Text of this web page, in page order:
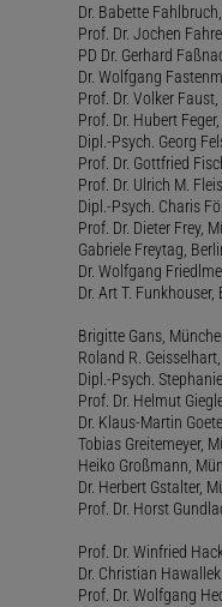
Dr. Babette
Prof. Dr. Jochen
PD Dr. Gerhard
Dr. Wolfgang
Prof. Dr. Volker Faust,
Prof. Dr. Hubert
Dipl.-Psych. Georg
Prof. Dr. Gottfried
Prof. Dr. Ulrich M.
Dipl.-Psych. Charis
Prof. Dr. Dieter Frey,
Gabriele Freytag,
Dr. Wolfgang
Dr. Art T. Funkhouser,
Brigitte Gans,
Roland R.
Dipl.-Psych.
Prof. Dr. Helmut
Dr. Klaus-Martin
Tobias Greitemeyer,
Heiko Großmann,
Dr. Herbert Gstalter,
Prof. Dr. Horst
Prof. Dr. Winfried
Dr. Christian Hawallek
Prof. Dr. Wolfgang